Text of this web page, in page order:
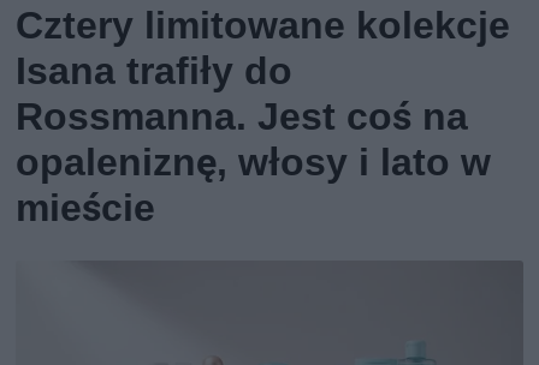
Cztery limitowane kolekcje
Isana trafiły do
Rossmanna. Jest coś na
opaleniznę, włosy i lato w
mieście